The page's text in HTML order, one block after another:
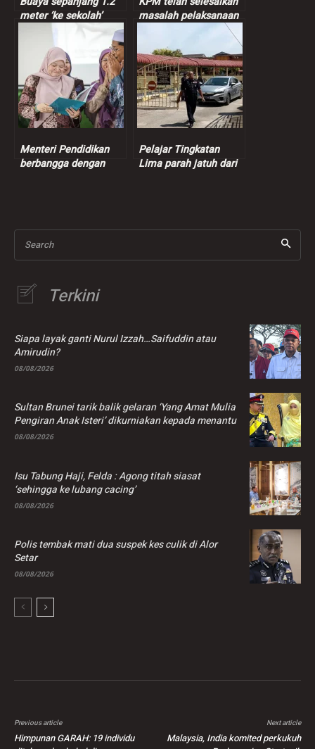
meter ‘ke sekolah’
masalah pelaksanaan
Menteri Pendidikan
berbangga dengan
Pelajar Tingkatan
Lima parah jatuh dari
Search
Terkini
Siapa layak ganti Nurul Izzah…Saifuddin atau
Amirudin?
08/08/2026
Sultan Brunei tarik balik gelaran ‘Yang Amat Mulia
Pengiran Anak Isteri’ dikurniakan kepada menantu
08/08/2026
Isu Tabung Haji, Felda : Agong titah siasat
‘sehingga ke lubang cacing’
08/08/2026
Polis tembak mati dua suspek kes culik di Alor
Setar
08/08/2026
Previous article
Himpunan GARAH: 19 individu
Next article
Malaysia, India komited perkukuh